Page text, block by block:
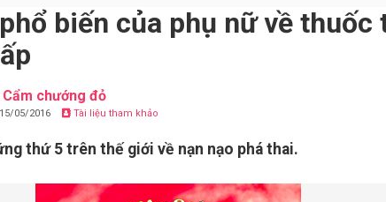
biến của phụ nữ về thuốc
Cẩm chướng đỏ
05/2016 Tài liệu tham khảo
thứ 5 trên thế giới về nạn nạo phá thai.